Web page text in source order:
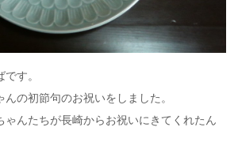
す。
の初節句のお祝いをしました。
ゃんたちが長崎からお祝いにきてくれたん